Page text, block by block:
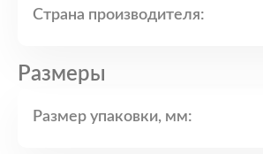
Страна производителя:
Размеры
Размер упаковки, мм: